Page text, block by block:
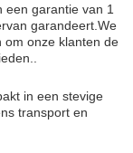
een garantie van 1
garandeert.We
om onze klanten de
in een stevige
transport en